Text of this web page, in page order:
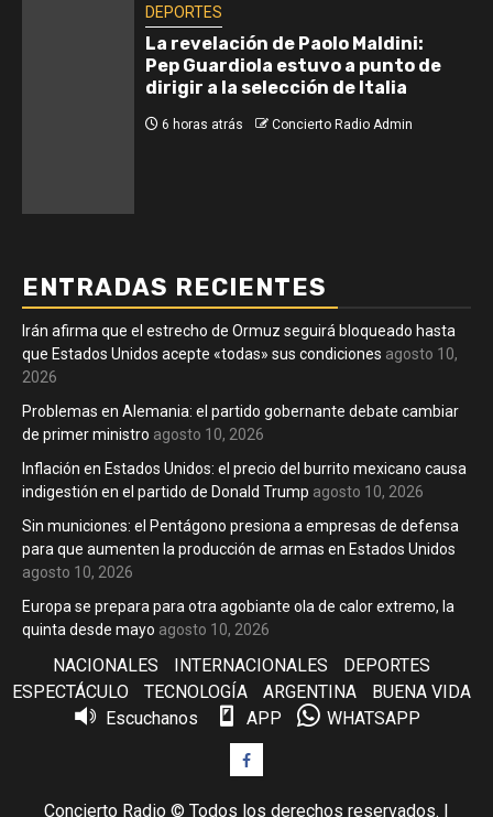
DEPORTES
La revelación de Paolo Maldini:
Pep Guardiola estuvo a punto de
dirigir a la selección de Italia
6 horas atrás Concierto Radio Admin
ENTRADAS RECIENTES
Irán afirma que el estrecho de Ormuz seguirá bloqueado hasta
que Estados Unidos acepte «todas» sus condiciones agosto 10,
2026
Problemas en Alemania: el partido gobernante debate cambiar
de primer ministro agosto 10, 2026
Inflación en Estados Unidos: el precio del burrito mexicano causa
indigestión en el partido de Donald Trump agosto 10, 2026
Sin municiones: el Pentágono presiona a empresas de defensa
para que aumenten la producción de armas en Estados Unidos
agosto 10, 2026
Europa se prepara para otra agobiante ola de calor extremo, la
quinta desde mayo agosto 10, 2026
NACIONALES INTERNACIONALES
DEPORTES
ESPECTÁCULO
TECNOLOGÍA ARGENTINA
BUENA VIDA
Escuchanos
APP WHATSAPP
Facebook
Concierto Radio © Todos los derechos reservados. |